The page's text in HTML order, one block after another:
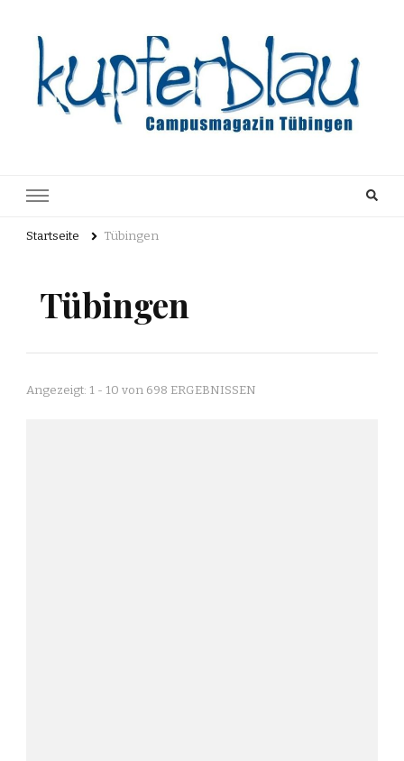
Archiv
Startseite Tübingen
Tübingen
Angezeigt: 1 - 10 von 698 ERGEBNISSEN